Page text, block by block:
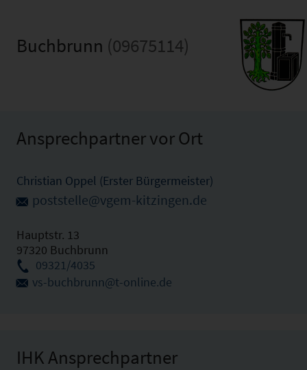
Buchbrunn (09675114)
Ansprechpartner vor Ort
Christian Oppel (Erster Bürgermeister)
poststelle@vgem-kitzingen.de
Hauptstr. 13
97320 Buchbrunn
09321/4035
vs-buchbrunn@t-online.de
IHK Ansprechpartner